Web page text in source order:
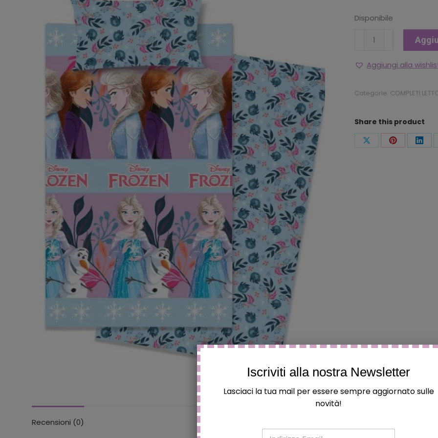
Disponibile
COMPLETO
1P
Aggiungi alla
Categorie: COMPLETI
Share this product
CondividiCondividi
Recensioni (0)
Iscriviti alla nostra Newsletter
Lasciaci la tua mail per essere sempre aggiornato sulle
novità!